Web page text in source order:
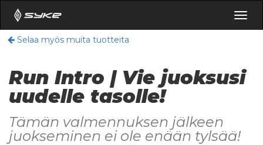
Selaa myös muita tuotteita
Run Intro | Vie juoksusi
uudelle tasolle!
Tämän valmennuksen jälkeen
juokseminen ei ole enään tylsää!